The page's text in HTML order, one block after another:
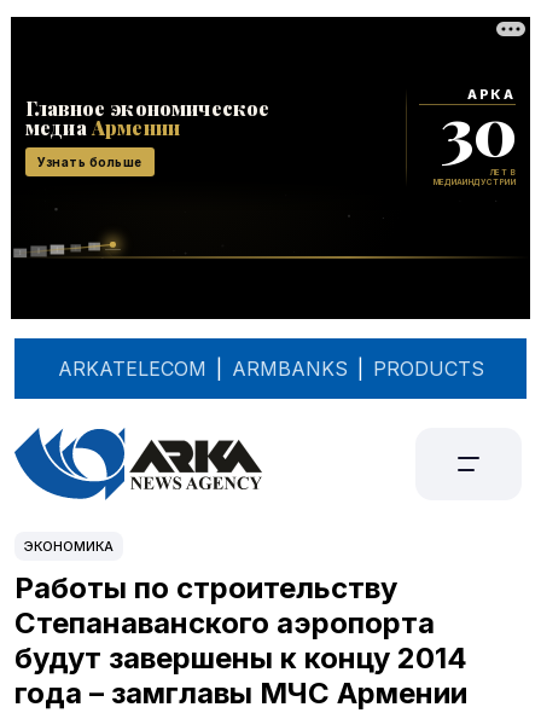
ARKATELECOM ARMBANKS PRODUCTS
ЭКОНОМИКА
Работы по строительству
Степанаванского аэропорта
будут завершены к концу 2014
года – замглавы МЧС Армении